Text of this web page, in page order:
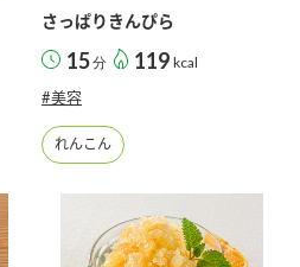
さっぱりきんぴら
15分 119 kcal
#美容
れんこん